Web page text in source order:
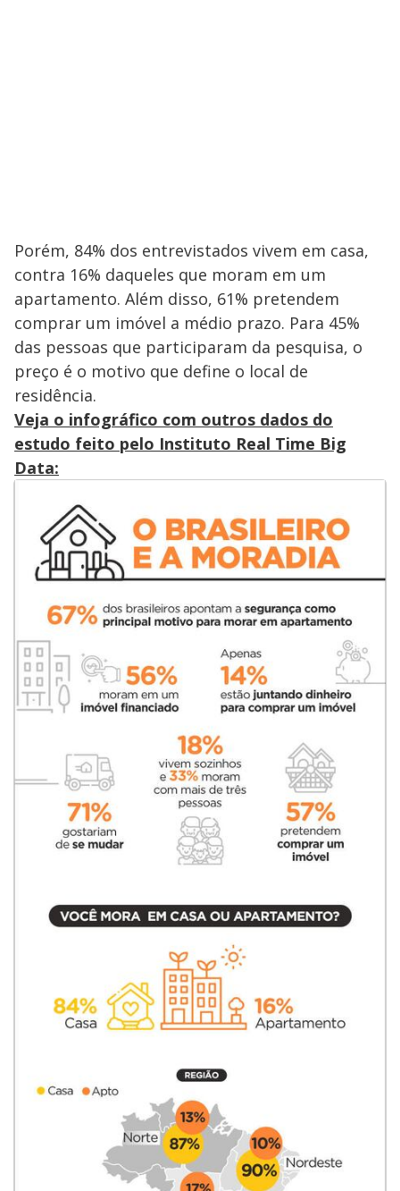
Porém, 84% dos entrevistados vivem em casa,
contra 16% daqueles que moram em um
apartamento. Além disso, 61% pretendem
comprar um imóvel a médio prazo. Para 45%
das pessoas que participaram da pesquisa, o
preço é o motivo que define o local de
residência.
Veja o infográfico com outros dados do
estudo feito pelo Instituto Real Time Big
Data: